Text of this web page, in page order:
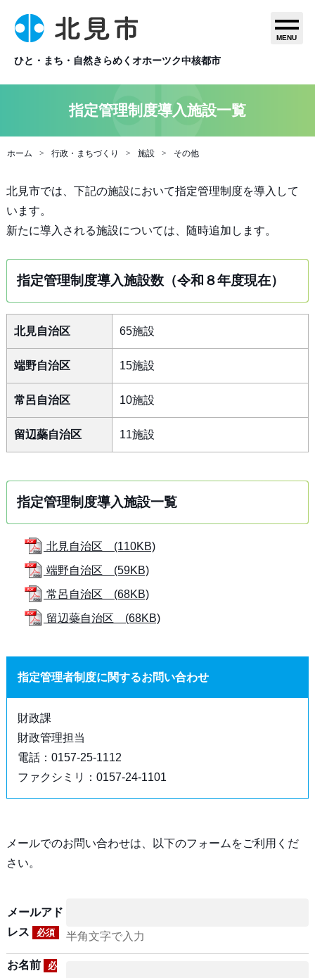
ひと・まち・自然きらめくオホーツク中核都市
MENU
指定管理制度導入施設一覧
ホーム 行政・まちづくり 施設 その他
北見市では、下記の施設において指定管理制度を導入して
います。
新たに導入される施設については、随時追加します。
指定管理制度導入施設数（令和８年度現在）
北見自治区 65施設
端野自治区 15施設
常呂自治区 10施設
留辺蘂自治区 11施設
指定管理制度導入施設一覧
北見自治区 (110KB)
端野自治区 (59KB)
常呂自治区 (68KB)
留辺蘂自治区 (68KB)
指定管理者制度に関するお問い合わせ
財政課
財政管理担当
電話：0157-25-1112
ファクシミリ：0157-24-1101
メールでのお問い合わせは、以下のフォームをご利用くだ
さい。
メールアド
レス
必須 半角文字で入力
お名前
必